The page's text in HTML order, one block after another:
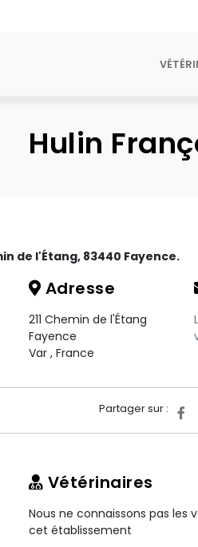
Hulin
de l'Étang, 83440 Fayence.
Adresse
211 Chemin de l'Étang
Fayence
Var , France
Partager sur :
Vétérinaires
Nous ne connaissons pas les
cet établissement